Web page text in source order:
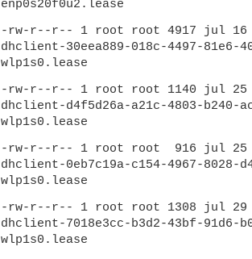
enp0s20f0u2.lease
-rw-r--r-- 1 root root 4917 jul 16
dhclient-30eea889-018c-4497-81e6-
wlp1s0.lease
-rw-r--r-- 1 root root 1140 jul 25
dhclient-d4f5d26a-a21c-4803-b240-
wlp1s0.lease
-rw-r--r-- 1 root root 916 jul 25
dhclient-0eb7c19a-c154-4967-8028-
wlp1s0.lease
-rw-r--r-- 1 root root 1308 jul 29
dhclient-7018e3cc-b3d2-43bf-91d6-
wlp1s0.lease